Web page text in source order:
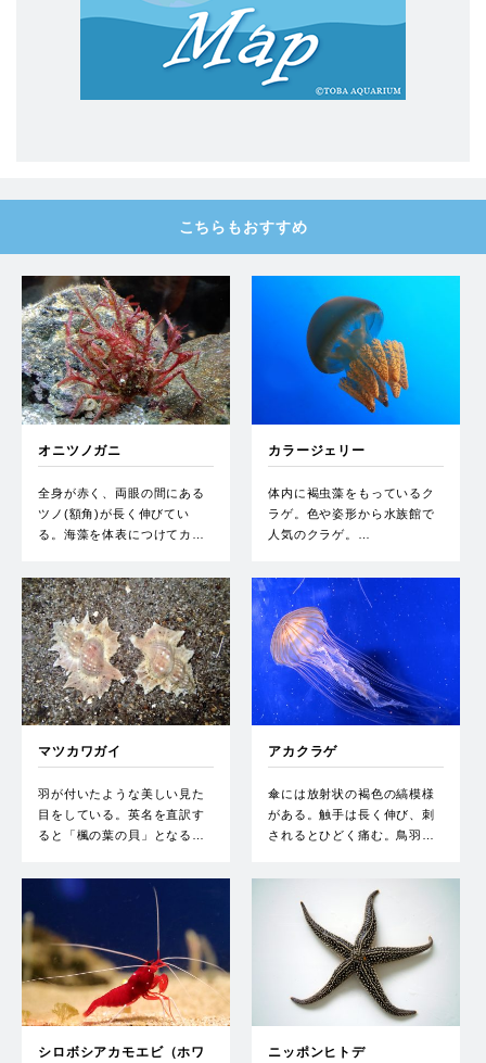
こちらもおすすめ
オニツノガニ
全身が赤く、両眼の間にある
ツノ(額角)が長く伸びてい
る。海藻を体表につけてカ…
カラージェリー
体内に褐虫藻をもっているク
ラゲ。色や姿形から水族館で
人気のクラゲ。…
マツカワガイ
羽が付いたような美しい見た
目をしている。英名を直訳す
ると「楓の葉の貝」となる…
アカクラゲ
傘には放射状の褐色の縞模様
がある。触手は長く伸び、刺
されるとひどく痛む。鳥羽…
シロボシアカモエビ（ホワ ニッポンヒトデ